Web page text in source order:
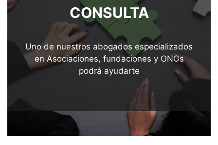
CONSULTA
Uno de nuestros abogados especializados
en Asociaciones, fundaciones y ONGs
podrá ayudarte